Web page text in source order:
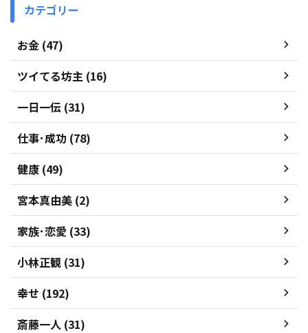
カテゴリー
お金 (47)
ツイてる坊主 (16)
一日一伝 (31)
仕事･成功 (78)
健康 (49)
宮本真由美 (2)
家族･恋愛 (33)
小林正観 (31)
幸せ (192)
斎藤一人 (31)